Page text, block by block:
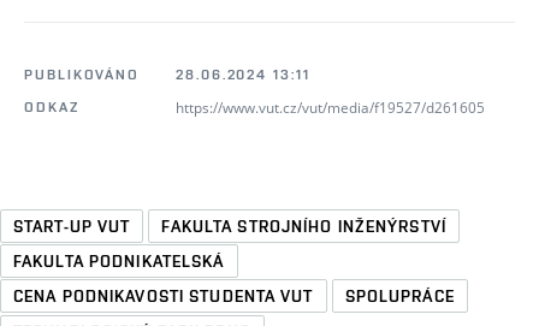
PUBLIKOVÁNO
28.06.2024 13:11
ODKAZ
https://www.vut.cz/vut/media/f19527/d261605
START-UP VUT
FAKULTA STROJNÍHO INŽENÝRSTVÍ
FAKULTA PODNIKATELSKÁ
CENA PODNIKAVOSTI STUDENTA VUT
SPOLUPRÁCE